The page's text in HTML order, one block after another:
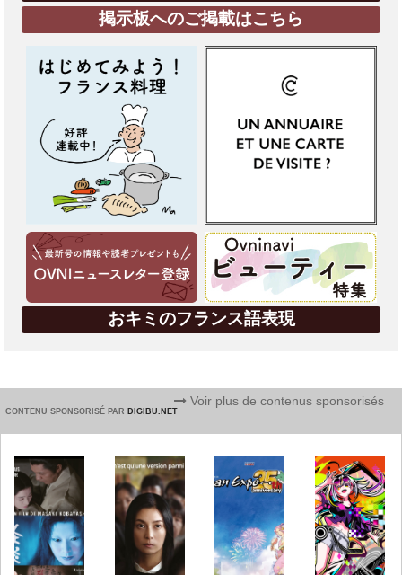
掲示板へのご掲載はこちら
おキミのフランス語表現
CONTENU SPONSORISÉ PAR DIGIBU.NET
Voir plus de contenus sponsorisés